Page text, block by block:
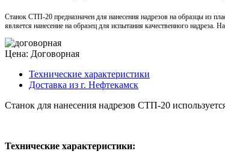
Станок СТП-20 предназначен для нанесения надрезов на образцы из
является нанесение на образец для испытания качественного
Цена: Договорная
Технические характеристики
Доставка из г. Нефтекамск
Станок для нанесения надрезов СТП-20
Технические характеристики: